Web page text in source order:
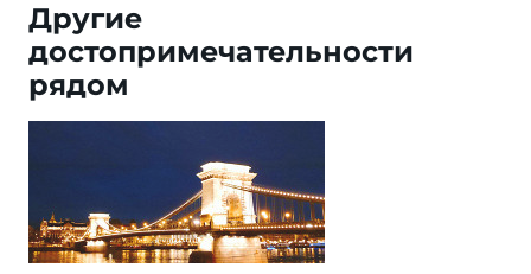
Другие
достопримечательности
рядом